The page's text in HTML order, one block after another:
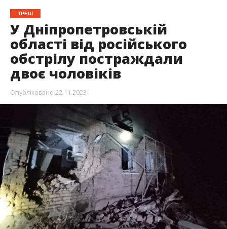
ТРЕШ
У Дніпропетровській
області від російського
обстрілу постраждали
двоє чоловіків
Опубліковано 22.11.2023